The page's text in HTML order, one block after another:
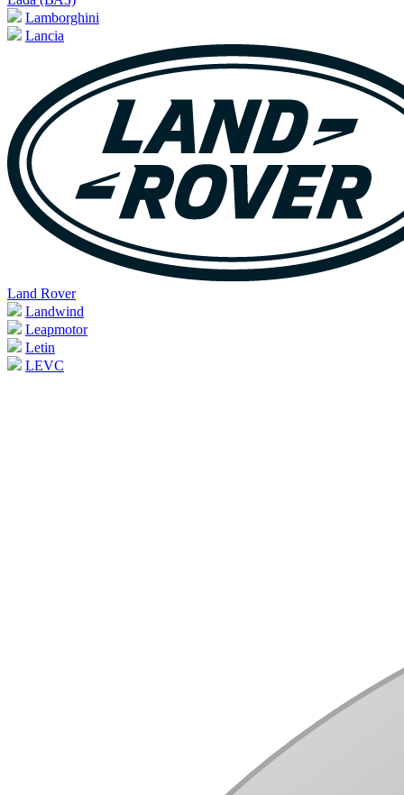
Lamborghini
Lancia
Land Rover
Landwind
Leapmotor
Letin
LEVC